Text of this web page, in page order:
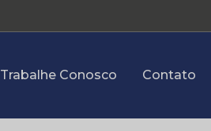
Trabalhe Conosco Contato